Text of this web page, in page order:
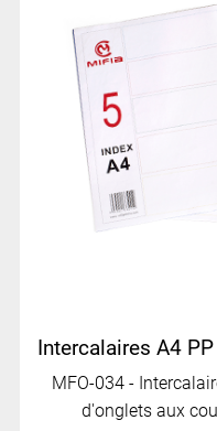
MFO-034 -
d'onglets aux